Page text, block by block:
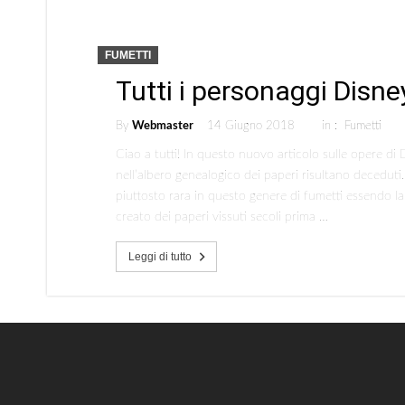
FUMETTI
Tutti i personaggi
By Webmaster 14 Giugno 2018 in : Fumetti
Ciao a tutti! In questo nuovo articolo sulle opere di
nell’albero genealogico dei paperi risultano
piuttosto rara in questo genere di fumetti essendo
creato dei paperi vissuti secoli prima …
Leggi di tutto